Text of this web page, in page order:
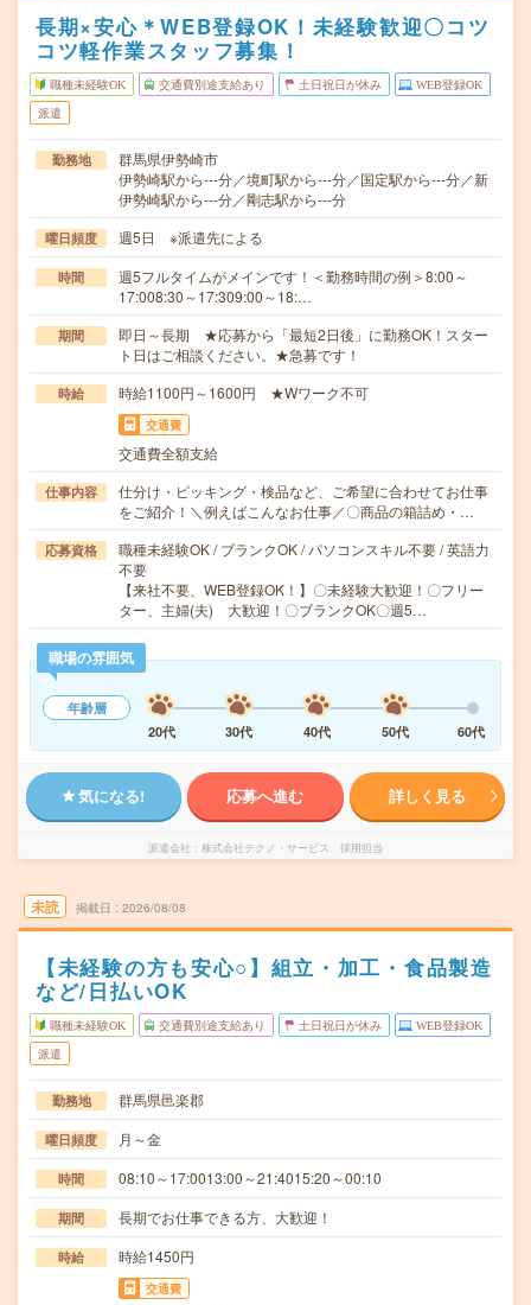
長期×安心＊WEB登録OK！未経験歓迎〇コツ
コツ軽作業スタッフ募集！
職種未経験OK 交通費別途支給あり 土日祝日が休み WEB登録OK
派遣
勤務地
群馬県伊勢崎市
伊勢崎駅から---分／境町駅から---分／国定駅から---分／新
伊勢崎駅から---分／剛志駅から---分
曜日頻度 週5日 ※派遣先による
時間
週5フルタイムがメインです！＜勤務時間の例＞8:00～
17:008:30～17:309:00～18:…
期間
即日～長期 ★応募から「最短2日後」に勤務OK！スター
ト日はご相談ください。★急募です！
時給 時給1100円～1600円 ★Wワーク不可
交通費
交通費全額支給
仕事内容
仕分け・ピッキング・検品など、ご希望に合わせてお仕事
をご紹介！＼例えばこんなお仕事／〇商品の箱詰め・…
応募資格
職種未経験OK / ブランクOK / パソコンスキル不要 / 英語力
不要
【来社不要、WEB登録OK！】〇未経験大歓迎！〇フリー
ター、主婦(夫) 大歓迎！〇ブランクOK〇週5…
職場の雰囲気
年齢層
20代
30代 40代 50代 60代
気になる! 応募へ進む 詳しく見る
派遣会社 株式会社テクノ・サービス 採用担当
未読 掲載日 2026/08/08
【未経験の方も安心○】組立・加工・食品製造
など/日払いOK
職種未経験OK 交通費別途支給あり 土日祝日が休み WEB登録OK
派遣
勤務地 群馬県邑楽郡
曜日頻度 月～金
時間 08:10～17:0013:00～21:4015:20～00:10
期間 長期でお仕事できる方、大歓迎！
時給 時給1450円
交通費